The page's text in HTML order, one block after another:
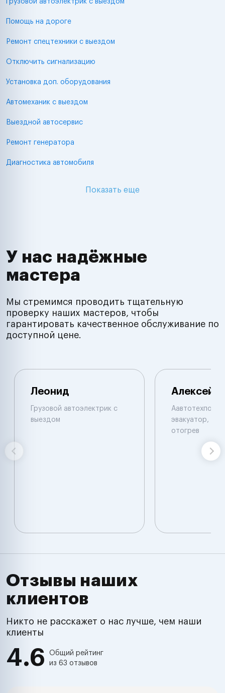
Грузовой автоэлектрик с выездом
Помощь на дороге
Ремонт спецтехники с выездом
Отключить сигнализацию
Установка доп. оборудования
Автомеханик с выездом
Выездной автосервис
Ремонт генератора
Диагностика автомобиля
Показать еще
У нас надёжные
мастера
Мы стремимся проводить тщательную
проверку наших мастеров, чтобы
гарантировать качественное обслуживание по
доступной цене.
Леонид
Грузовой автоэлектрик с
выездом
Алексей
эвакуатор,
отогрев
Отзывы наших
клиентов
Никто не расскажет о нас лучше, чем наши
клиенты
4.6
Общий рейтинг
из 63 отзывов